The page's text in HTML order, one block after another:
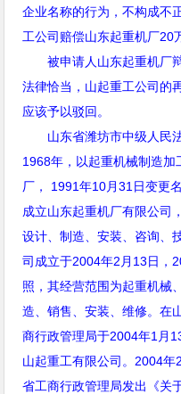
企业名称的行为，不构成不
工公司赔偿山东起重机厂20
被申请人山东起重机厂辩
法律恰当，山起重工公司的
应该予以驳回。
山东省潍坊市中级人民法
1968年，以起重机械制造加
厂，
1991年10月31 日变更
成立山东起重机厂有限公司
设计、制造、安装、咨询、
司成立于2004年2 月13日 ，
照，其经营范围为起重机械
造、销售、安装、维修。在
商行政管理局于2004年1 月
山起重工有限公司。2004年2
省工商行政管理局发出《关